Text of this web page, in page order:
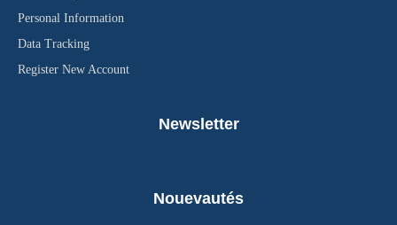
Personal Information
Data Tracking
Register New Account
Newsletter
Nouevautés